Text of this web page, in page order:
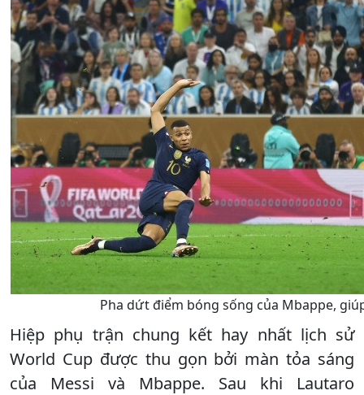
Pha dứt điểm bóng sống của Mbappe,
Hiệp phụ trận chung kết hay nhất lịch sử
World Cup được thu gọn bởi màn tỏa sáng
của Messi và Mbappe. Sau khi Lautaro